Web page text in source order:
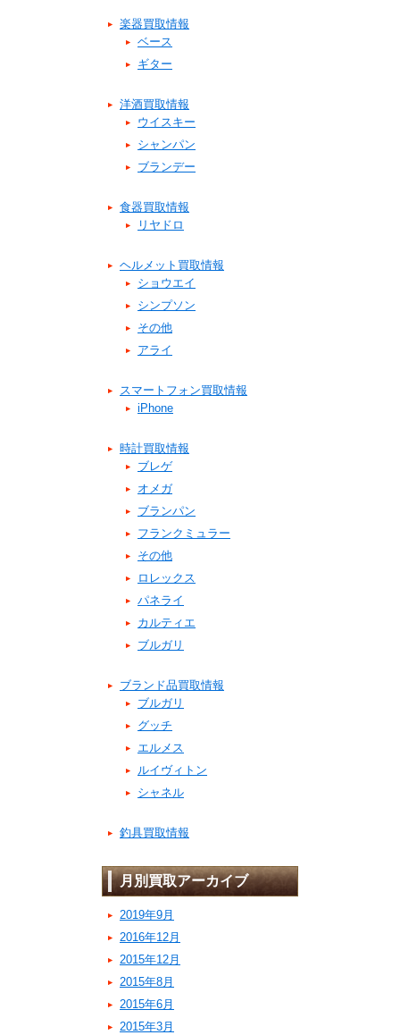
楽器買取情報
ベース
ギター
洋酒買取情報
ウイスキー
シャンパン
ブランデー
食器買取情報
リヤドロ
ヘルメット買取情報
ショウエイ
シンプソン
その他
アライ
スマートフォン買取情報
iPhone
時計買取情報
ブレゲ
オメガ
ブランパン
フランクミュラー
その他
ロレックス
パネライ
カルティエ
ブルガリ
ブランド品買取情報
ブルガリ
グッチ
エルメス
ルイヴィトン
シャネル
釣具買取情報
月別買取アーカイブ
2019年9月
2016年12月
2015年12月
2015年8月
2015年6月
2015年3月